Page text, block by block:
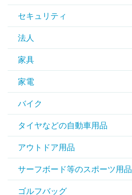
セキュリティ
法人
家具
家電
バイク
タイヤなどの自動車用品
アウトドア用品
サーフボード等のスポーツ用品
ゴルフバッグ